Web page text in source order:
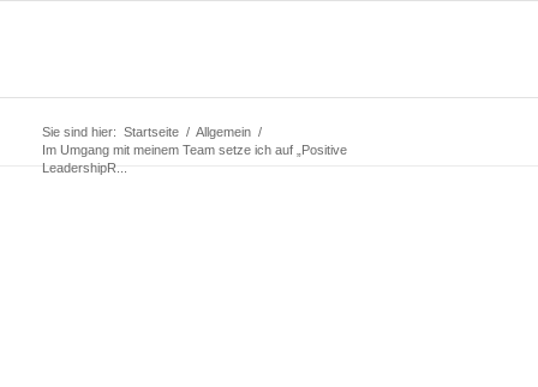
Sie sind hier: Startseite / Allgemein /
Im Umgang mit meinem Team setze ich auf „Positive
LeadershipR...